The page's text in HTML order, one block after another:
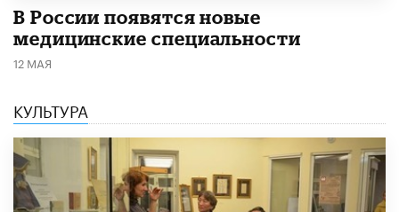
В России появятся новые
медицинские специальности
12 МАЯ
КУЛЬТУРА